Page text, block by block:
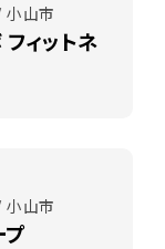
小山市
ィットネ
小山市
プ